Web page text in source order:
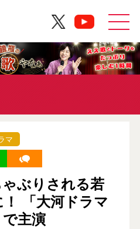
マ
ぶりされる若
「大河ドラマ
主演